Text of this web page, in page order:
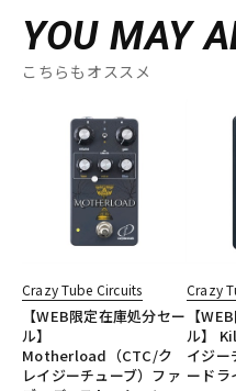
YOU MAY
こちらもオススメ
Crazy Tube Circuits
【WEB限定在庫処分セー
ル】
Motherload（CTC/ク
レイジーチューブ）ファ
Crazy
【
ル】
イジー
ード